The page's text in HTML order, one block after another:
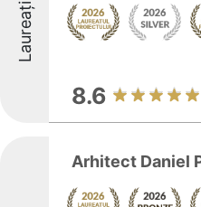
Laureați
8.6
Arhitect Daniel